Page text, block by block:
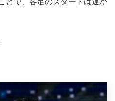
とで、客足のスタートは遅か